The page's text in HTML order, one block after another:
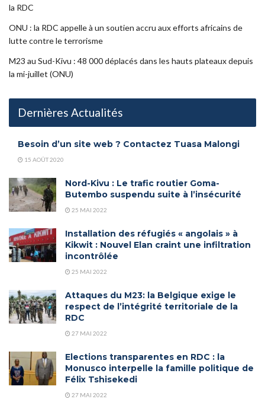
la RDC
ONU : la RDC appelle à un soutien accru aux efforts africains de
lutte contre le terrorisme
M23 au Sud-Kivu : 48 000 déplacés dans les hauts plateaux depuis
la mi-juillet (ONU)
Dernières Actualités
Besoin d’un site web ? Contactez Tuasa Malongi
15 AOÛT 2020
Nord-Kivu : Le trafic routier Goma-
Butembo suspendu suite à l’insécurité
25 MAI 2022
Installation des réfugiés « angolais » à
Kikwit : Nouvel Elan craint une infiltration
incontrôlée
25 MAI 2022
Attaques du M23: la Belgique exige le
respect de l’intégrité territoriale de la
RDC
27 MAI 2022
Elections transparentes en RDC : la
Monusco interpelle la famille politique de
Félix Tshisekedi
27 MAI 2022